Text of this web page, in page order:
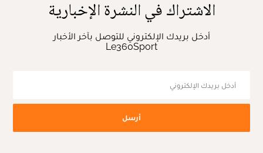
الاشتراك في النشرة الإخبارية
أدخل بريدك الإلكتروني للتوصل بآخر الأخبار
Le360Sport
أرسل